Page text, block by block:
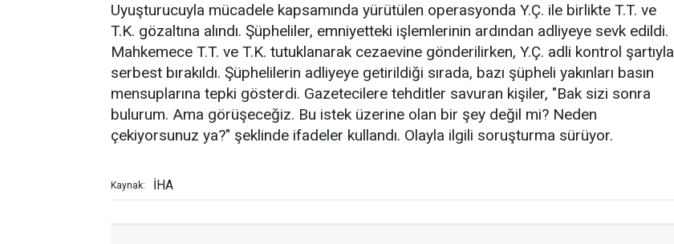
Uyuşturucuyla mücadele kapsamında yürütülen operasyonda Y.Ç. ile birlikte T.T. ve
T.K. gözaltına alındı. Şüpheliler, emniyetteki işlemlerinin ardından adliyeye sevk edildi.
Mahkemece T.T. ve T.K. tutuklanarak cezaevine gönderilirken, Y.Ç. adli kontrol şartıyla
serbest bırakıldı. Şüphelilerin adliyeye getirildiği sırada, bazı şüpheli yakınları basın
mensuplarına tepki gösterdi. Gazetecilere tehditler savuran kişiler, "Bak sizi sonra
bulurum. Ama görüşeceğiz. Bu istek üzerine olan bir şey değil mi? Neden
çekiyorsunuz ya?" şeklinde ifadeler kullandı. Olayla ilgili soruşturma sürüyor.
Kaynak: İHA